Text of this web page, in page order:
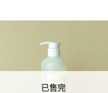
已售完